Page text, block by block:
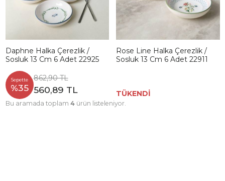
Daphne Halka Çerezlik /
Sosluk 13 Cm 6 Adet 22925
Sepette
%35
862,90 TL
560,89 TL
Rose Line Halka Çerezlik /
Sosluk 13 Cm 6 Adet 22911
TÜKENDİ
Bu aramada toplam 4ürün listeleniyor.